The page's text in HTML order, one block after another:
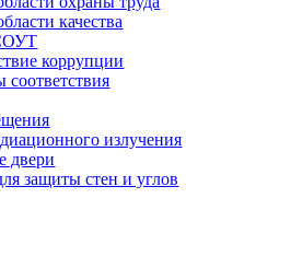
качества
коррупции
излучения
двери
защиты стен и углов